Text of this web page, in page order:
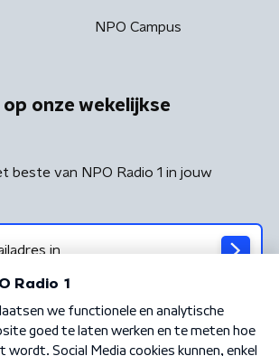
NPO Campus
onze wekelijkse
beste van NPO Radio 1 in jouw